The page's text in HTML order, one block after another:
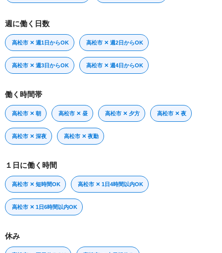
週に働く日数
高松市 ✕ 週1日からOK 高松市 ✕ 週2日からOK
高松市 ✕ 週3日からOK 高松市 ✕ 週4日からOK
働く時間帯
高松市 ✕ 朝 高松市 ✕ 昼 高松市 ✕ 夕方 高松市 ✕ 夜
高松市 ✕ 深夜 高松市 ✕ 夜勤
１日に働く時間
高松市 ✕ 短時間OK 高松市 ✕ 1日4時間以内OK
高松市 ✕ 1日6時間以内OK
休み